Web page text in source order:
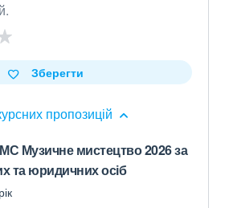
пропозицій
Зберегти
Музичне мистецтво 2026 за
та юридичних осіб